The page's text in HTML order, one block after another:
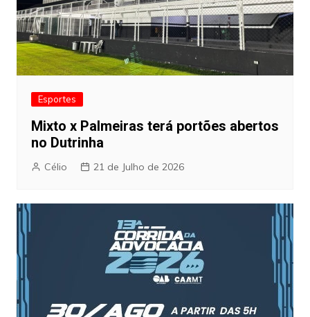
Esportes
Mixto x Palmeiras terá portões abertos
no Dutrinha
Célio 21 de Julho de 2026